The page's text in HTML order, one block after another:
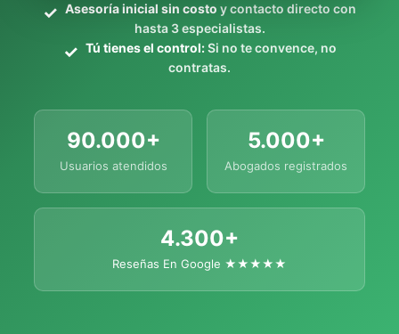
Asesoría inicial sin costo y contacto directo con
hasta 3 especialistas.
Tú tienes el control:Si no te convence, no
contratas.
90.000+
Usuarios atendidos
5.000+
Abogados registrados
4.300+
Reseñas En Google ★★★★★